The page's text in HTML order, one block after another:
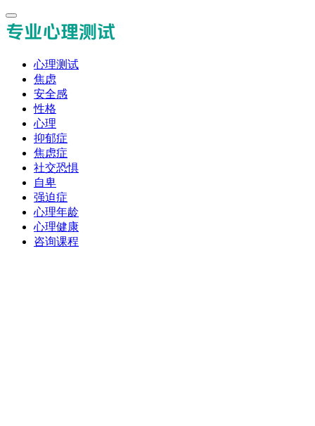
心理测试
焦虑
安全感
性格
心理
抑郁症
焦虑症
社交恐惧
自卑
强迫症
心理年龄
心理健康
咨询课程